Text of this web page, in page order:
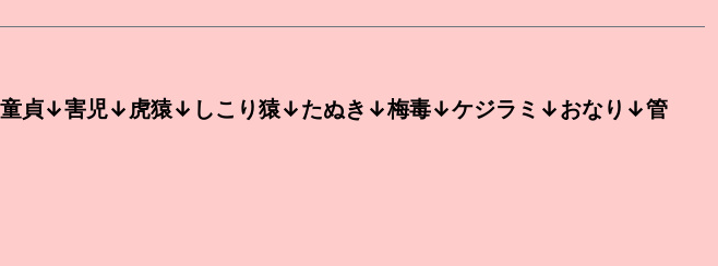
貞↓害児↓虎猿↓しこり猿↓たぬき↓梅毒↓ケジラミ↓おなり↓管